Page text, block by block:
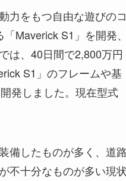
力をもつ自由な遊びの
Maverick S1」を開発
は、40日間で2,800万円
S1」のフレームや基
発しました。現在型式
備したものが多く、道
不十分なものが多い現